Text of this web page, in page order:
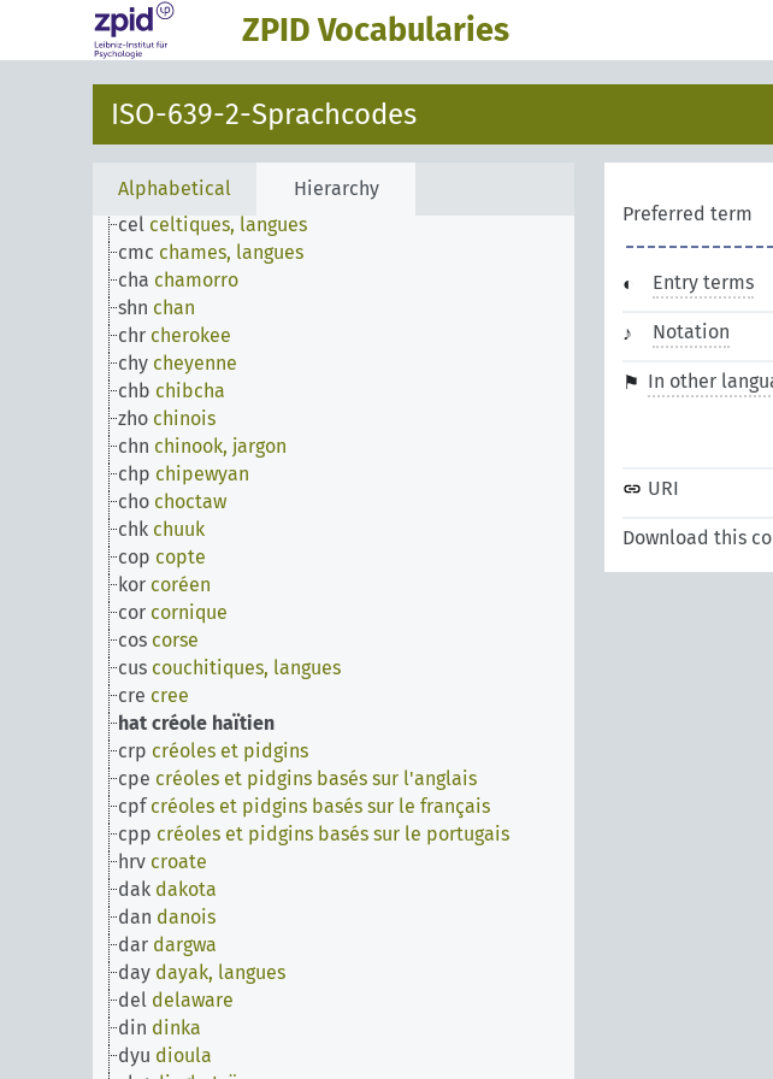
ZPID Vocabularies
ISO-639-2-Sprachcodes
Alphabetical Hierarchy
bul bulgare
cad caddo
krl carélien
car carib
cat catalan
caucasiennes, langues
ceb cebuano
cel celtiques, langues
cmc chames, langues
cha chamorro
shn chan
chr cherokee
chy cheyenne
chb chibcha
zho chinois
chn chinook, jargon
chp chipewyan
cho choctaw
chk chuuk
cop copte
kor coréen
cor cornique
cos corse
cus couchitiques, langues
cre cree
hat créole haïtien
crp créoles et pidgins
cpe créoles et pidgins basés sur l'anglais
cpf créoles et pidgins basés sur le français
cpp créoles et pidgins basés sur le portugais
hrv croate
dak dakota
dan danois
dar dargwa
day dayak, langues
del delaware
din dinka
dyu dioula
Preferred term
Entry terms
Notation
In other
URI
Download this